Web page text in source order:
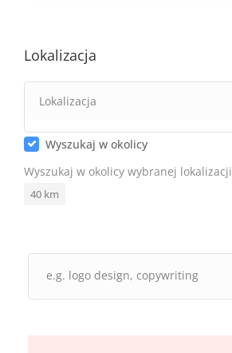
Lokalizacja
Wyszukaj w okolicy
Wyszukaj w okolicy wybranej lokalizacji
40 km